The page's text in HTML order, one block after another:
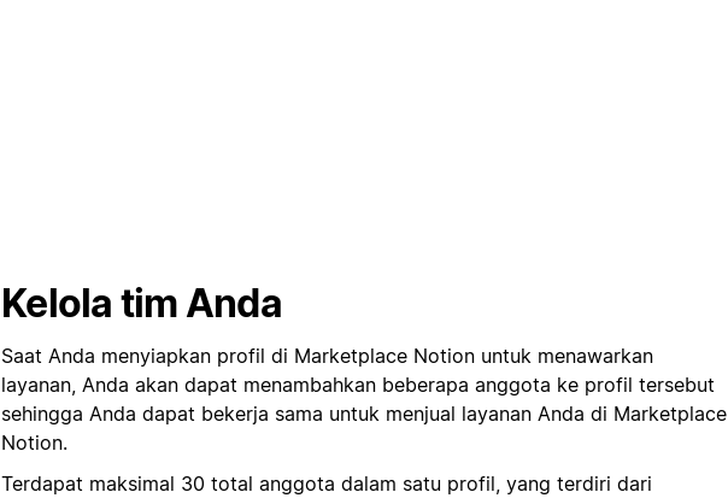
Kelola tim Anda
Saat Anda menyiapkan profil di Marketplace Notion untuk menawarkan
layanan, Anda akan dapat menambahkan beberapa anggota ke profil tersebut
sehingga Anda dapat bekerja sama untuk menjual layanan Anda di Marketplace
Notion.
Terdapat maksimal 30 total anggota dalam satu profil, yang terdiri dari